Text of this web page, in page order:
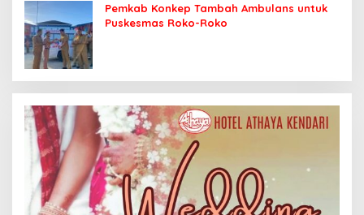
Pemkab Konkep Tambah Ambulans untuk
Puskesmas Roko-Roko